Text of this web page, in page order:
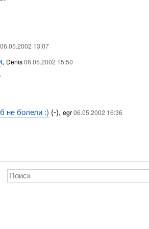
06.05.2002 13:07
, Denis06.05.2002 15:50
не болели :) (-),egr06.05.2002 16:36